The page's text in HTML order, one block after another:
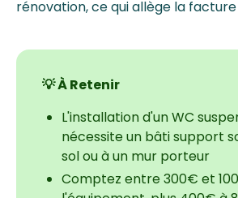
rénovation, ce qui allège la
💡 À Retenir
L'installation d'un WC
nécessite un bâti support
sol ou à un mur porteur
Comptez entre 300€ et